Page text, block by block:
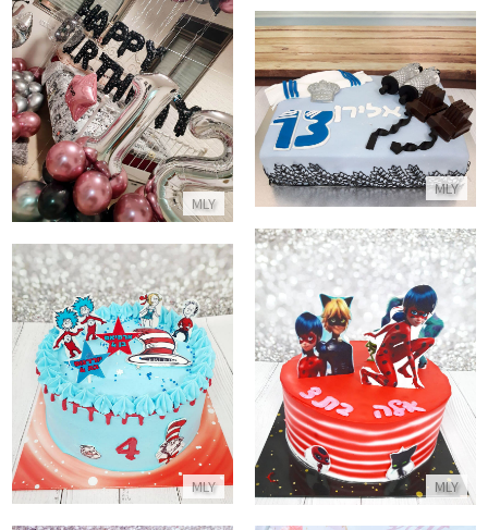
MLY
עיצוב בלונים חדר לבת מצווה
התקשר/י
MLY
עוגת בר מצווה מבצק סוכר עם משלוחים
התקשר/י
MLY
עוגת החיפושית המופלאה
התקשר/י
MLY
עוגת חתול תעלול ליום הולדת
התקשר/י